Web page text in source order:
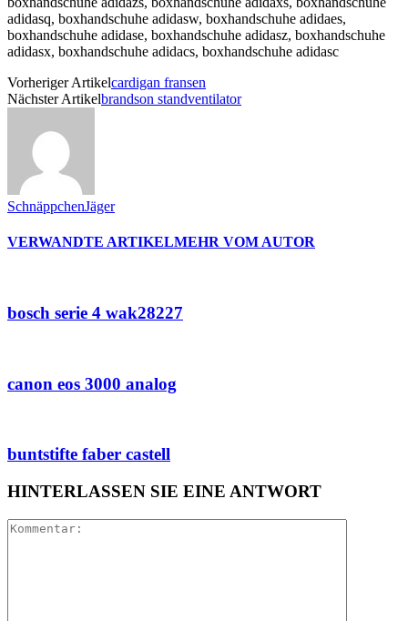
adidasq, boxhandschuhe adidasw, boxhandschuhe adidaes,
boxhandschuhe adidase, boxhandschuhe adidasz, boxhandschuhe
adidasx, boxhandschuhe adidacs, boxhandschuhe adidasc
Vorheriger Artikelcardigan fransen
Nächster Artikelbrandson standventilator
SchnäppchenJäger
VERWANDTE ARTIKELMEHR VOM AUTOR
bosch serie 4 wak28227
canon eos 3000 analog
buntstifte faber castell
HINTERLASSEN SIE EINE ANTWORT